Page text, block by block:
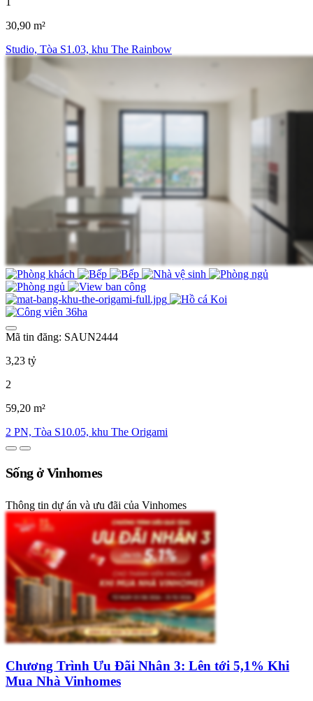
30,90 m²
Studio, Tòa S1.03, khu The Rainbow
Mã tin đăng: SAUN2444
3,23 tỷ
2
59,20 m²
2 PN, Tòa S10.05, khu The Origami
Sống ở Vinhomes
Thông tin dự án và ưu đãi của Vinhomes
Chương Trình Ưu Đãi Nhân 3: Lên tới 5,1% Khi
Mua Nhà Vinhomes